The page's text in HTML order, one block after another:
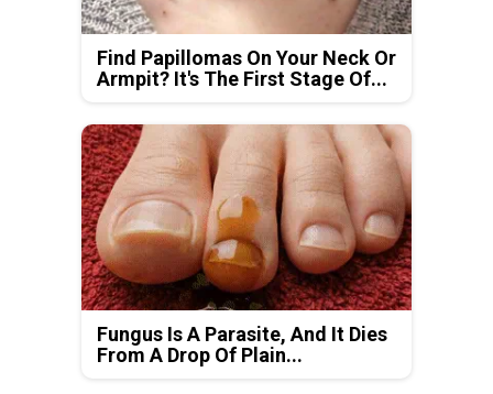
Find Papillomas On Your Neck Or
Armpit? It's The First Stage Of...
Fungus Is A Parasite, And It Dies
From A Drop Of Plain...